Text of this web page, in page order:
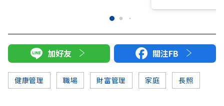
加好友 關注FB
健康管理 職場 財富管理 家庭 長照